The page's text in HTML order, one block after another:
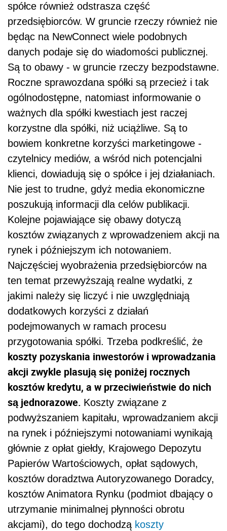
spółce również odstrasza część
przedsiębiorców. W gruncie rzeczy również nie
będąc na NewConnect wiele podobnych
danych podaje się do wiadomości publicznej.
Są to obawy - w gruncie rzeczy bezpodstawne.
Roczne sprawozdana spółki są przecież i tak
ogólnodostępne, natomiast informowanie o
ważnych dla spółki kwestiach jest raczej
korzystne dla spółki, niż uciążliwe. Są to
bowiem konkretne korzyści marketingowe -
czytelnicy mediów, a wśród nich potencjalni
klienci, dowiadują się o spółce i jej działaniach.
Nie jest to trudne, gdyż media ekonomiczne
poszukują informacji dla celów publikacji.
Kolejne pojawiające się obawy dotyczą
kosztów związanych z wprowadzeniem akcji na
rynek i późniejszym ich notowaniem.
Najczęściej wyobrażenia przedsiębiorców na
ten temat przewyższają realne wydatki, z
jakimi należy się liczyć i nie uwzględniają
dodatkowych korzyści z działań
podejmowanych w ramach procesu
przygotowania spółki. Trzeba podkreślić, że
koszty pozyskania inwestorów i wprowadzania
akcji zwykle plasują się poniżej rocznych
kosztów kredytu, a w przeciwieństwie do nich
są jednorazowe. Koszty związane z
podwyższaniem kapitału, wprowadzaniem akcji
na rynek i późniejszymi notowaniami wynikają
głównie z opłat giełdy, Krajowego Depozytu
Papierów Wartościowych, opłat sądowych,
kosztów doradztwa Autoryzowanego Doradcy,
kosztów Animatora Rynku (podmiot dbający o
utrzymanie minimalnej płynności obrotu
akcjami), do tego dochodzą koszty